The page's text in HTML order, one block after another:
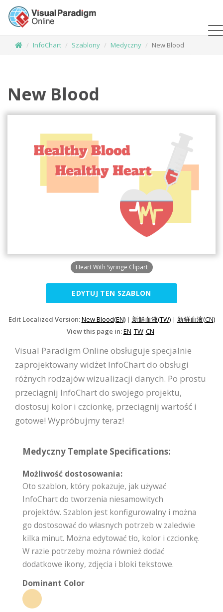
InfoChart Szablony Medyczny New Blood
New Blood
Heart With Syringe Clipart
EDYTUJ TEN SZABLON
Edit Localized Version:New Blood(EN)| 新鮮血液(TW)| 新鲜血液(CN)
View this page in:EN TW CN
Visual Paradigm Online obsługuje specjalnie
zaprojektowany widżet InfoChart do obsługi
różnych rodzajów wizualizacji danych. Po prostu
przeciągnij InfoChart do swojego projektu,
dostosuj kolor i czcionkę, przeciągnij wartość i
gotowe! Wypróbujmy teraz!
Medyczny Template Specifications:
Możliwość dostosowania:
Oto szablon, który pokazuje, jak używać
InfoChart do tworzenia niesamowitych
projektów. Szablon jest konfigurowalny i można
go dostosować do własnych potrzeb w zaledwie
kilka minut. Można edytować tło, kolor i czcionkę.
W razie potrzeby można również dodać
dodatkowe ikony, zdjęcia i bloki tekstowe.
Dominant Color